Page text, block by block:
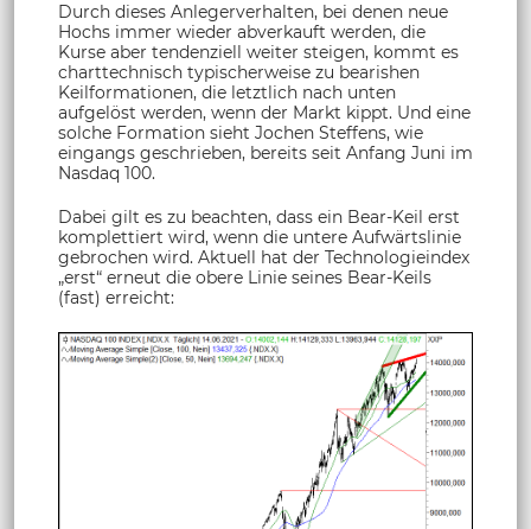
Durch dieses Anlegerverhalten, bei denen neue
Hochs immer wieder abverkauft werden, die
Kurse aber tendenziell weiter steigen, kommt es
charttechnisch typischerweise zu bearishen
Keilformationen, die letztlich nach unten
aufgelöst werden, wenn der Markt kippt. Und eine
solche Formation sieht Jochen Steffens, wie
eingangs geschrieben, bereits seit Anfang Juni im
Nasdaq 100.
Dabei gilt es zu beachten, dass ein Bear-Keil erst
komplettiert wird, wenn die untere Aufwärtslinie
gebrochen wird. Aktuell hat der Technologieindex
„erst“ erneut die obere Linie seines Bear-Keils
(fast) erreicht: